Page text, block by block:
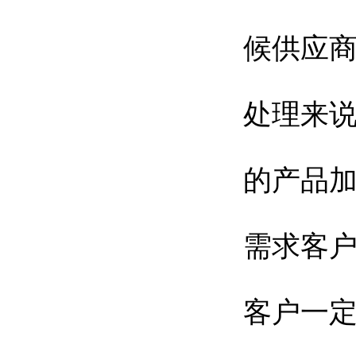
候供应
处理来
的产品
需求客
客户一